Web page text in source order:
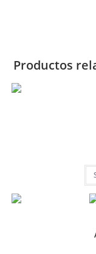
Productos